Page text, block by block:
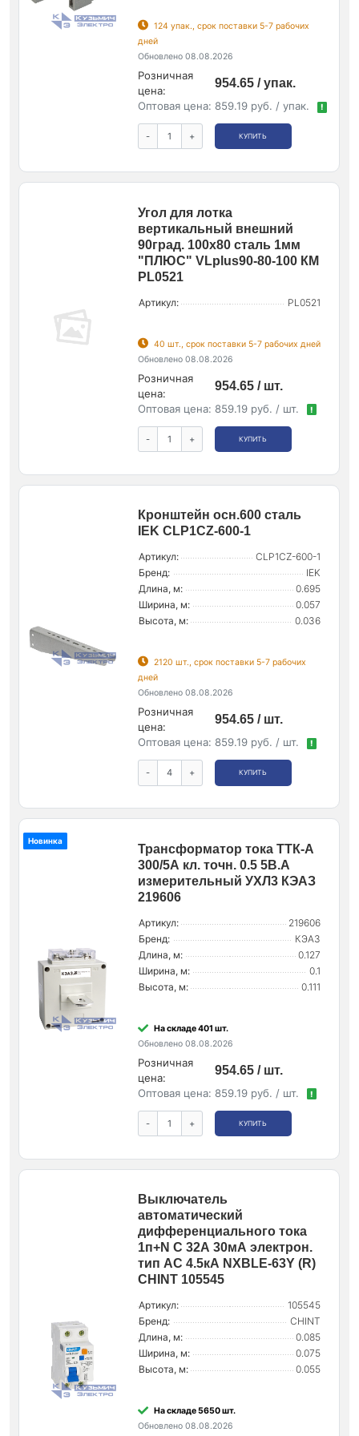
124 упак., срок поставки 5-7 рабочих
дней
Обновлено 08.08.2026
Розничная
цена:
954.65 / упак.
Оптовая цена: 859.19 руб. / упак. !
- + КУПИТЬ
Угол для лотка
вертикальный внешний
90град. 100х80 сталь 1мм
"ПЛЮС" VLplus90-80-100 КМ
PL0521
Артикул: PL0521
40 шт., срок поставки 5-7 рабочих дней
Обновлено 08.08.2026
Розничная
цена:
954.65 / шт.
Оптовая цена: 859.19 руб. / шт. !
- + КУПИТЬ
Кронштейн осн.600 сталь
IEK CLP1CZ-600-1
Артикул:
CLP1CZ-600-1
Бренд:
IEK
Длина, м:
0.695
Ширина, м:
0.057
Высота, м:
0.036
2120 шт., срок поставки 5-7 рабочих
дней
Обновлено 08.08.2026
Розничная
цена:
954.65 / шт.
Оптовая цена: 859.19 руб. / шт. !
- + КУПИТЬ
Новинка
Трансформатор тока ТТК-А
300/5А кл. точн. 0.5 5В.А
измерительный УХЛ3 КЭАЗ
219606
Артикул:
219606
Бренд:
КЭАЗ
Длина, м:
0.127
Ширина, м:
0.1
Высота, м:
0.111
На складе 401 шт.
Обновлено 08.08.2026
Розничная
цена:
954.65 / шт.
Оптовая цена: 859.19 руб. / шт. !
- + КУПИТЬ
Выключатель
автоматический
дифференциального тока
1п+N C 32А 30мА электрон.
тип AC 4.5кА NXBLE-63Y (R)
CHINT 105545
Артикул:
105545
Бренд:
CHINT
Длина, м:
0.085
Ширина, м:
0.075
Высота, м:
0.055
На складе 5650 шт.
Обновлено 08.08.2026